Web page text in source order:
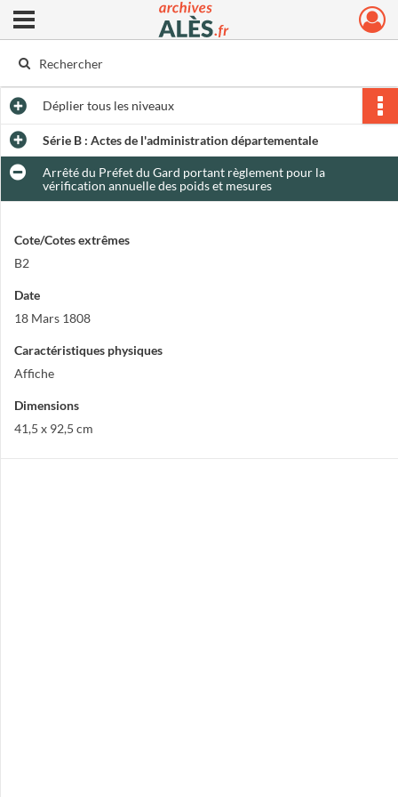
Archives municipales d'Alès
Ouvrir le menu déroulant
Dépliertous les niveaux
Série B : Actes de l'administration départementale
Arrêté du Préfet du Gard portant règlement pour la
vérification annuelle des poids et mesures
Cote/Cotes extrêmes
B2
Date
18 Mars 1808
Caractéristiques physiques
Affiche
Dimensions
41,5 x 92,5 cm